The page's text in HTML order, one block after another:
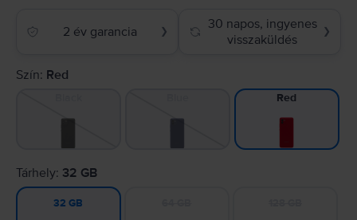
2 év garancia ❯
30 napos, ingyenes
visszaküldés
❯
Szín: Red
Red
Tárhely: 32 GB
32 GB